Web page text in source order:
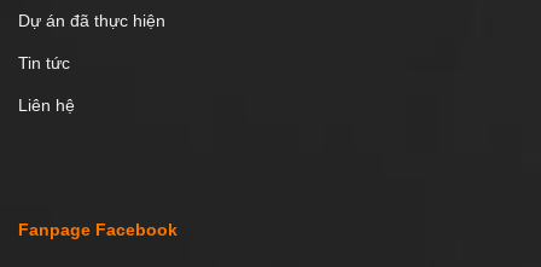
Dự án đã thực hiện
Tin tức
Liên hệ
Fanpage Facebook